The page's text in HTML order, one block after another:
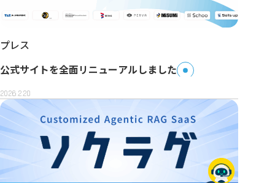
プレス
公式サイトを全面リニューアルしました
2026.2.20